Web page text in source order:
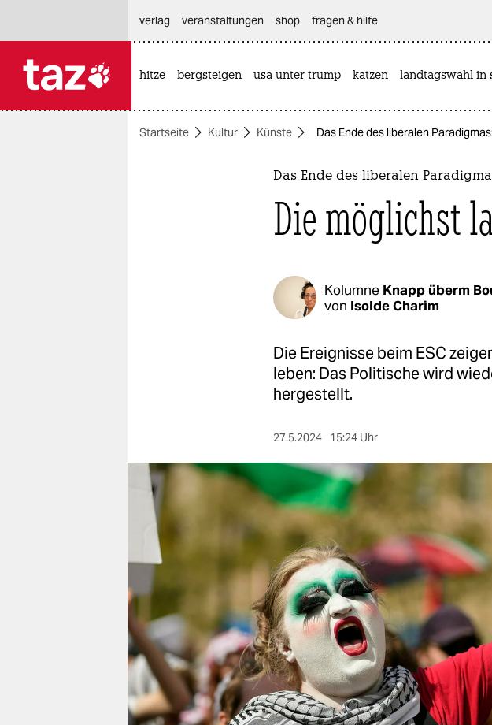
themen
verlag
verlag
veranstaltungen
shop
fragen & hilfe
unterstützen
abo
genossenschaft
epaper login
verlag
veranstaltungen shop fragen & hilfe
hitze bergsteigen usa unter trump katzen landtagswahl in
Startseite Kultur Künste Das Ende des liberalen
Das Ende des liberalen
Die möglichst
Kolumne Knapp überm
von Isolde Charim
Die Ereignisse beim ESC
leben: Das Politische wird
hergestellt.
27.5.2024 15:24 Uhr